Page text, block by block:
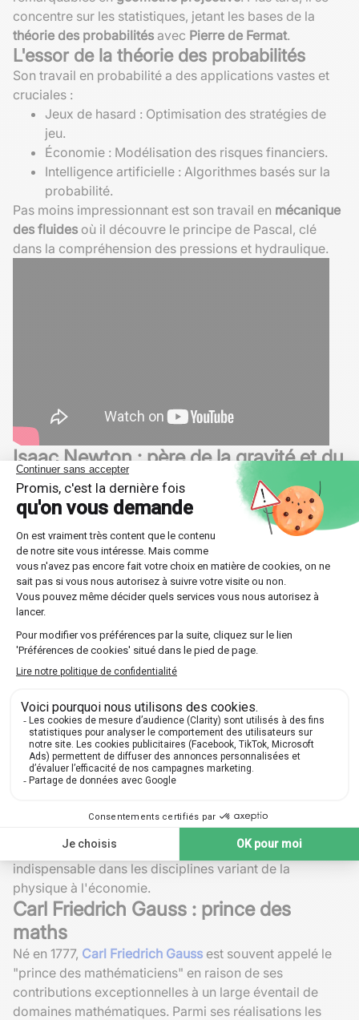
concentre sur les statistiques, jetant les bases de la
théorie des probabilités avec Pierre de Fermat.
L'essor de la théorie des probabilités
Son travail en probabilité a des applications vastes et
cruciales :
Jeux de hasard : Optimisation des stratégies de
jeu.
Économie : Modélisation des risques financiers.
Intelligence artificielle : Algorithmes basés sur la
probabilité.
Pas moins impressionnant est son travail en mécanique
des fluides où il découvre le principe de Pascal, clé
dans la compréhension des pressions et hydraulique.
Isaac Newton : père de la gravité et du
calcul infinitésimal
Isaac Newton , né en 1643, est largement reconnu pour
ses
gravitation universelle
Ses travaux sont résumés dans son œuvre majeure, les
"Principia Mathematica". Ici,Newtonexpose non
seulement sa loi de la gravitation mais aussi jette les
bases de lamécanique classique.
Les lois du mouvement de Newton
Les trois lois du mouvement formulées parNewton
indispensables dans divers domaines :
Mécanique classique : Bases de l'étude du
Astronomie : Prédiction des trajectoires
planétaires.
Ingénierie : Conception et analyse des structures
mécaniques.
En parallèle,
développe le
indépendamment du mathématicien allemand
. Ce nouvel outil transforme
complètement les
et les sciences, devenant
indispensable dans les disciplines variant de la
physique à l'économie.
Carl Friedrich Gauss : prince des
maths
Né en 1777, Carl Friedrich Gauss est souvent appelé le
"prince des mathématiciens" en raison de ses
contributions exceptionnelles à un large éventail de
domaines mathématiques. Parmi ses réalisations les